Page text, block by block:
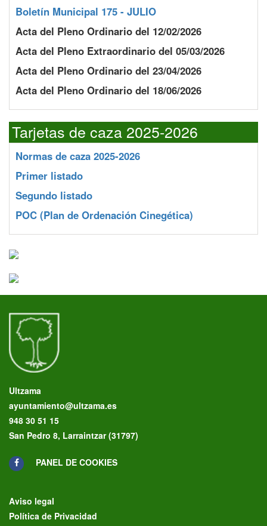
Boletín Municipal 175 - JULIO
Acta del Pleno Ordinario del 12/02/2026
Acta del Pleno Extraordinario del 05/03/2026
Acta del Pleno Ordinario del 23/04/2026
Acta del Pleno Ordinario del 18/06/2026
Tarjetas de caza 2025-2026
Normas de caza 2025-2026
Primer listado
Segundo listado
POC (Plan de Ordenación Cinegética)
Ultzama
ayuntamiento@ultzama.es
948 30 51 15
San Pedro 8, Larraintzar (31797)
PANEL DE COOKIES
Aviso legal
Política de Privacidad